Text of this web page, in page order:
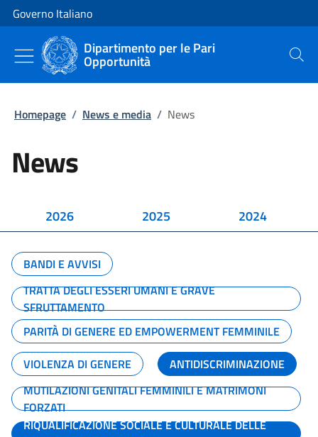
Vai al contenuto
Vai alla navigazione del sito
Governo Italiano
Dipartimento per le Pari
Opportunità Cerca
Homepage / News e media / News
News
2026 2025 2024
BANDI E AVVISI
TRATTA DEGLI ESSERI UMANI E GRAVE
SFRUTTAMENTO
PARITÀ DI GENERE ED EMPOWERMENT FEMMINILE
VIOLENZA DI GENERE
ANTIDISCRIMINAZIONE
MUTILAZIONI GENITALI FEMMINILI E MATRIMONI
FORZATI
RIQUALIFICAZIONE SOCIALE E CULTURALE DELLE